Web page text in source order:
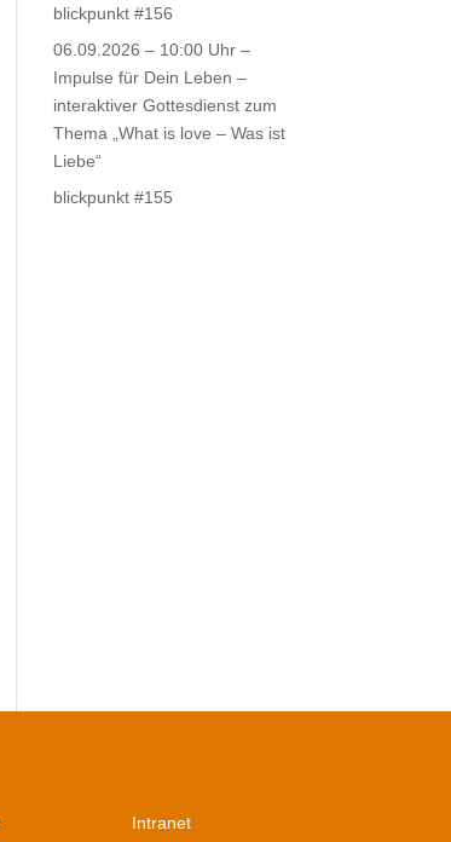
blickpunkt #156
06.09.2026 – 10:00 Uhr –
Impulse für Dein Leben –
interaktiver Gottesdienst zum
Thema „What is love – Was ist
Liebe“
blickpunkt #155
Intranet